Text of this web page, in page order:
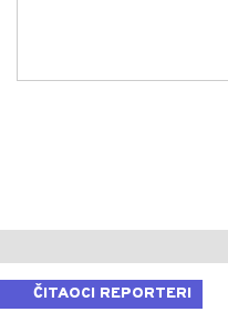
ČITAOCI REPORTERI